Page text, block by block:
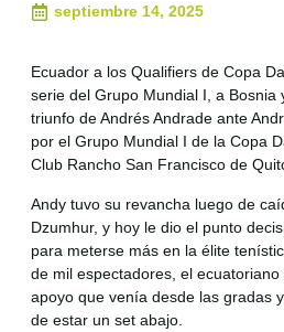
septiembre 14, 2025
Ecuador a los Qualifiers de Copa
serie del Grupo Mundial I, a Bosnia
triunfo de Andrés Andrade ante
por el Grupo Mundial I de la Copa
Club Rancho San Francisco de
Andy tuvo su revancha luego de
Dzumhur, y hoy le dio el punto
para meterse más en la élite
de mil espectadores, el
apoyo que venía desde las gradas
de estar un set abajo.